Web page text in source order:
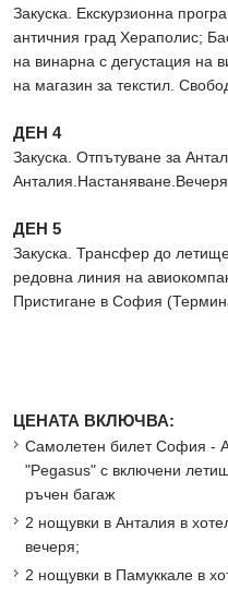
Закуска. Екскурзионна
античния град Хераполис;
на винарна с дегустация на
на магазин за текстил.
ДЕН 4
Закуска. Отпътуване за
ДЕН 5
Закуска. Трансфер до
редовна линия на
Пристигане в София
ЦЕНАТА ВКЛЮЧВА:
Самолетен билет София -
"Pegasus" с включени
ръчен багаж
2 нощувки в Анталия в
вечеря;
2 нощувки в Памуккале в